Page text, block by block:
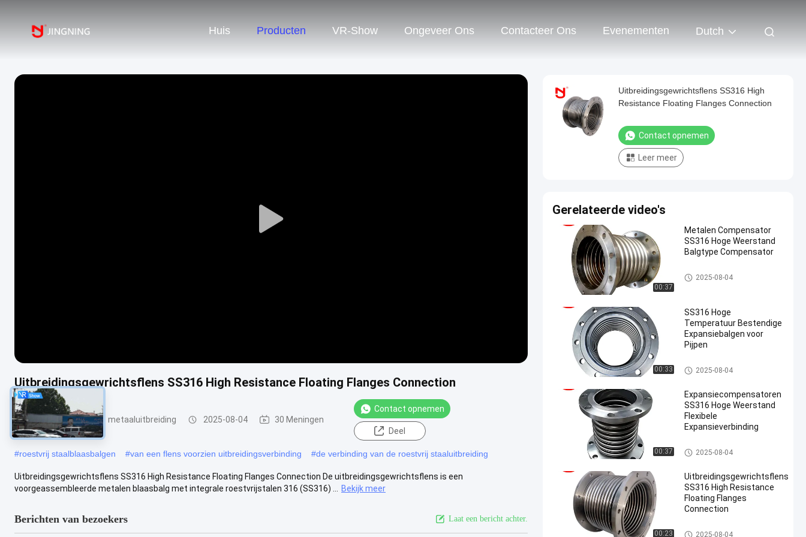
Huis Producten VR-Show Ongeveer Ons Contacteer Ons Evenementen Dutch
Play
Uitbreidingsgewrichtsflens SS316 High Resistance Floating Flanges Connection
De Verbinding van de metaaluitbreiding 2025-08-04 30 Meningen
Contact opnemen
Deel
#roestvrij staalblaasbalgen #van een flens voorzien uitbreidingsverbinding #de verbinding van de roestvrij staaluitbreiding
Uitbreidingsgewrichtsflens SS316 High Resistance Floating Flanges Connection De uitbreidingsgewrichtsflens is een
voorgeassembleerde metalen blaasbalg met integrale roestvrijstalen 316 (SS316) ...
Bekijk meer
Berichten van bezoekers Laat een bericht achter.
Uitbreidingsgewrichtsflens SS316 High
Resistance Floating Flanges Connection
Contact opnemen
Leer meer
Gerelateerde video's
00:37
Metalen Compensator
SS316 Hoge Weerstand
Balgtype Compensator
De Verbinding van de metaalui
tbreiding
2025-08-04
00:33
SS316 Hoge
Temperatuur Bestendige
Expansiebalgen voor
Pijpen
De Verbinding van de metaalui
tbreiding
2025-08-04
00:37
Expansiecompensatoren
SS316 Hoge Weerstand
Flexibele
Expansieverbinding
De Verbinding van de metaalui
tbreiding
2025-08-04
00:23
Uitbreidingsgewrichtsflens
SS316 High Resistance
Floating Flanges
Connection
De Verbinding van de metaaluit
2025-08-04